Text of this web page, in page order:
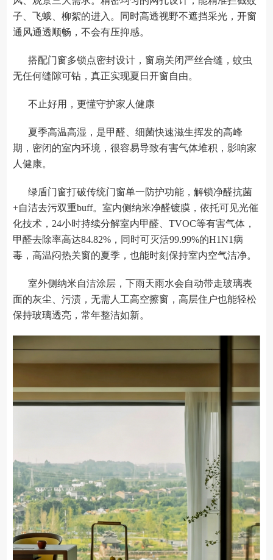
子、飞蛾、柳絮的进入。同时高透视野不遮挡采光，开窗
通风通透顺畅，不会有压抑感。
搭配门窗多锁点密封设计，窗扇关闭严丝合缝，蚊虫
无任何缝隙可钻，真正实现夏日开窗自由。
不止好用，更懂守护家人健康
夏季高温高湿，是甲醛、细菌快速滋生挥发的高峰
期，密闭的室内环境，很容易导致有害气体堆积，影响家
人健康。
绿盾门窗打破传统门窗单一防护功能，解锁净醛抗菌
+自洁去污双重buff。室内侧纳米净醛镀膜，依托可见光催
化技术，24小时持续分解室内甲醛、TVOC等有害气体，
甲醛去除率高达84.82%，同时可灭活99.99%的H1N1病
毒，高温闷热关窗的夏季，也能时刻保持室内空气洁净。
室外侧纳米自洁涂层，下雨天雨水会自动带走玻璃表
面的灰尘、污渍，无需人工高空擦窗，高层住户也能轻松
保持玻璃透亮，常年整洁如新。